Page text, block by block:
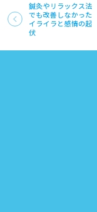
鍼灸やリラックス法
でも改善しなかった
イライラと感情の起
伏